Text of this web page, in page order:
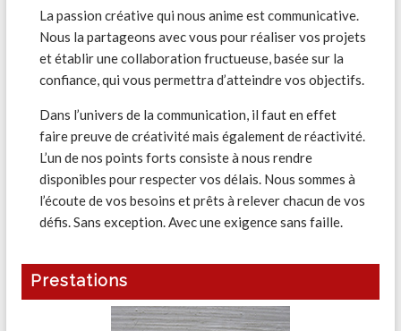
La passion créative qui nous anime est communicative.
Nous la partageons avec vous pour réaliser vos projets
et établir une collaboration fructueuse, basée sur la
confiance, qui vous permettra d’atteindre vos objectifs.
Dans l’univers de la communication, il faut en effet
faire preuve de créativité mais également de réactivité.
L’un de nos points forts consiste à nous rendre
disponibles pour respecter vos délais. Nous sommes à
l’écoute de vos besoins et prêts à relever chacun de vos
défis. Sans exception. Avec une exigence sans faille.
Prestations